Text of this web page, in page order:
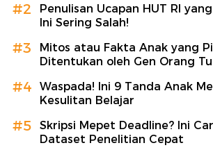
#2
Penulisan Ucapan HUT RI
Ini Sering Salah!
#3
Mitos atau Fakta Anak yang
Ditentukan oleh Gen Orang
#4
Waspada! Ini 9 Tanda Anak
Kesulitan Belajar
#5
Skripsi Mepet Deadline? Ini
Dataset Penelitian Cepat